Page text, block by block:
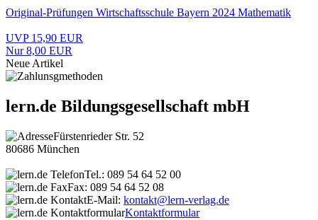
Original-Prüfungen Wirtschaftsschule Bayern 2024 Mathematik
UVP 15,90 EUR
Nur 8,00 EUR
Neue Artikel
lern.de Bildungsgesellschaft mbH
Fürstenrieder Str. 52
80686 München
Tel.: 089 54 64 52 00
Fax: 089 54 64 52 08
E-Mail: kontakt@lern-verlag.de
Kontaktformular